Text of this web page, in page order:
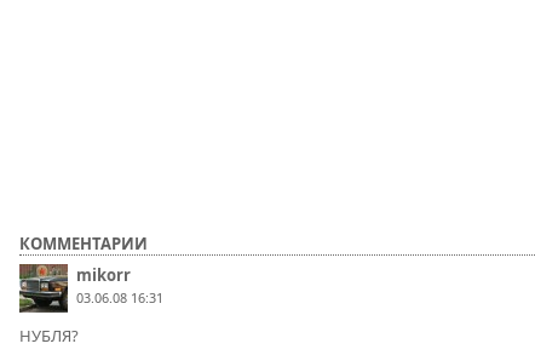
КОММЕНТАРИИ
mikorr
03.06.08 16:31
НУБЛЯ?